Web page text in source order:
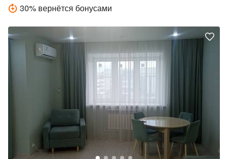
30% вернётся бонусами